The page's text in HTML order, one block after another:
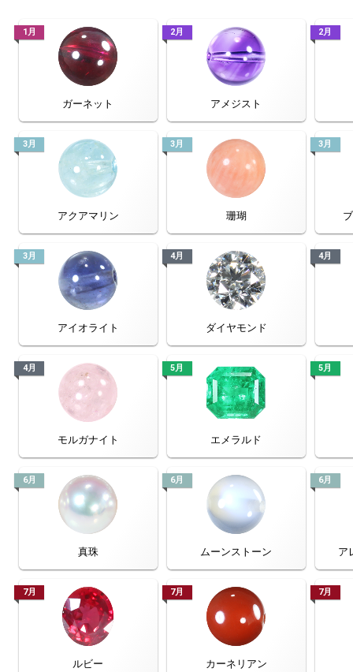
1月
ガーネット
2月
アメジスト
2月
3月
アクアマリン
3月
珊瑚
3月
3月
アイオライト
4月
ダイヤモンド
4月
4月
モルガナイト
5月
エメラルド
5月
6月
真珠
6月
ムーンストーン
6月
ア
7月
ルビー
7月
カーネリアン
7月